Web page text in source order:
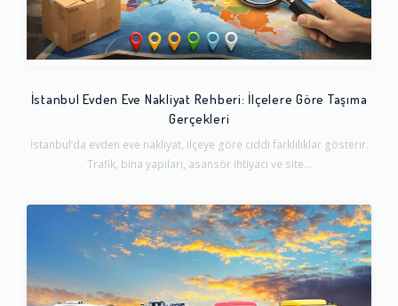
İstanbul Evden Eve Nakliyat Rehberi: İlçelere Göre Taşıma
Gerçekleri
İstanbul’da evden eve nakliyat, ilçeye göre ciddi farklılıklar gösterir.
Trafik, bina yapıları, asansör ihtiyacı ve site...